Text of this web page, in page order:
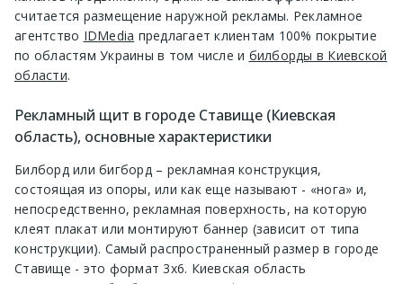
считается размещение наружной рекламы. Рекламное
агентство IDMedia предлагает клиентам 100% покрытие
по областям Украины в том числе и билборды в Киевской
области.
Рекламный щит в городе Ставище (Киевская
область), основные характеристики
Билборд или бигборд – рекламная конструкция,
состоящая из опоры, или как еще называют - «нога» и,
непосредственно, рекламная поверхность, на которую
клеят плакат или монтируют баннер (зависит от типа
конструкции). Самый распространенный размер в городе
Ставище - это формат 3х6. Киевская область